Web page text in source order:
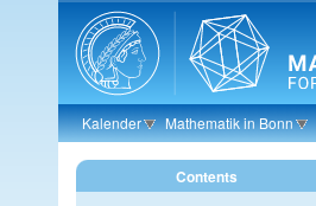
Skip to main content
Kalender Mathematik in Bonn
Contents